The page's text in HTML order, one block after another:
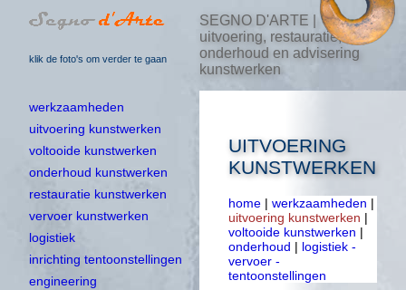
klik de foto's om verder te gaan
SEGNO D'ARTE |
uitvoering, restauratie,
onderhoud en advisering
kunstwerken
werkzaamheden
uitvoering kunstwerken
voltooide kunstwerken
onderhoud kunstwerken
restauratie kunstwerken
vervoer kunstwerken
logistiek
inrichting tentoonstellingen
engineering
UITVOERING
KUNSTWERKEN
home | werkzaamheden |
uitvoering kunstwerken |
voltooide kunstwerken |
onderhoud | logistiek -
vervoer -
tentoonstellingen